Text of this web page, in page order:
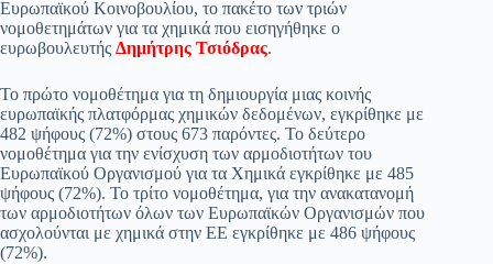
pp
m
τε
Ευρωπαϊκού Κοινοβουλίου, το πακέτο των τριών
νομοθετημάτων για τα χημικά που εισηγήθηκε ο
ευρωβουλευτής Δημήτρης Τσιόδρας.
To πρώτο νομοθέτημα για τη δημιουργία μιας κοινής
ευρωπαϊκής πλατφόρμας χημικών δεδομένων, εγκρίθηκε με
482 ψήφους (72%) στους 673 παρόντες. Το δεύτερο
νομοθέτημα για την ενίσχυση των αρμοδιοτήτων του
Ευρωπαϊκού Οργανισμού για τα Χημικά εγκρίθηκε με 485
ψήφους (72%). Το τρίτο νομοθέτημα, για την ανακατανομή
των αρμοδιοτήτων όλων των Ευρωπαϊκών Οργανισμών που
ασχολούνται με χημικά στην ΕΕ εγκρίθηκε με 486 ψήφους
(72%).